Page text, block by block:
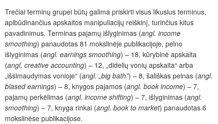
Trečiai terminų grupei būtų galima priskirti visus likusius terminus,
apibūdinančius apskaitos manipuliacijų reiškinį, turinčius kitus
pavadinimus. Terminas pajamų išlyginimas (angl. income
smoothing) panaudotas 81 mokslinėje publikacijoje, pelno
išlyginimas (angl. earnings smoothing) – 18, kūrybinė apskaita
(angl. creative accounting) – 12, „didelių vonių apskaita“ arba
„išsimaudymas vonioje“ (angl. „big bath”) – 8, šališkas pelnas (angl.
biased earnings) – 8, knygos pajamos (angl. book income) – 7,
pajamų perkėlimas (angl. income shifting) – 7, išlyginimas (angl.
smoothing) – 7, knyga rinkai (angl. book to market) panaudotas 6
mokslinėse publikacijose.